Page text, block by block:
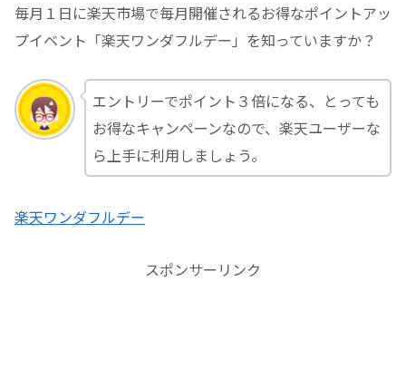
毎月１日に楽天市場で毎月開催されるお得なポイントアッ
プイベント「楽天ワンダフルデー」を知っていますか？
エントリーでポイント３倍になる、とっても
お得なキャンペーンなので、楽天ユーザーな
ら上手に利用しましょう。
楽天ワンダフルデー
スポンサーリンク